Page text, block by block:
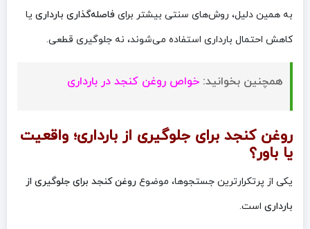
به همین دلیل، روش‌های سنتی بیشتر برای فاصله‌گذاری بارداری یا
کاهش احتمال بارداری استفاده می‌شوند، نه جلوگیری قطعی.
همچنین بخوانید: خواص روغن کنجد در بارداری
روغن کنجد برای جلوگیری از بارداری؛ واقعیت
یا باور؟
یکی از پرتکرارترین جستجوها، موضوع روغن کنجد برای جلوگیری از
بارداری است.